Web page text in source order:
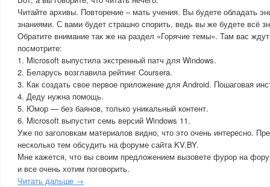
Читайте архивы. Повторение – мать учения. Вы будете обладать
знаниями. С вами будет страшно спорить, ведь вы же будете всё
Обратите внимание так же на раздел «Горячие темы». Там вас
посмотрите:
1. Microsoft выпустила экстренный патч для Windows.
2. Беларусь возглавила рейтинг Coursera.
3. Как создать свое первое приложение для Android. Пошаговая
4. Деду нужна помощь.
5. Юмор — без баянов, только уникальный контент.
6. Microsoft выпустит семь версий Windows 11.
Уже по заголовкам материалов видно, что это очень интересно.
несколько тем обсудить на форуме сайта KV.BY.
Мне кажется, что вы своим предложением вызовете фурор на
и все очень хотим поговорить.
Читать дальше →